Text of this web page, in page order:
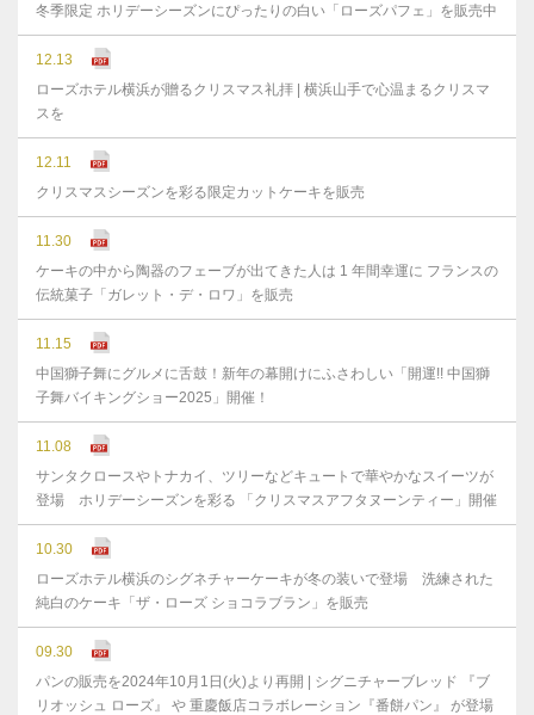
冬季限定 ホリデーシーズンにぴったりの白い「ローズパフェ」を販売中
12.13
ローズホテル横浜が贈るクリスマス礼拝 | 横浜山手で心温まるクリスマ
スを
12.11
クリスマスシーズンを彩る限定カットケーキを販売
11.30
ケーキの中から陶器のフェーブが出てきた人は 1 年間幸運に フランスの
伝統菓子「ガレット・デ・ロワ」を販売
11.15
中国獅子舞にグルメに舌鼓！新年の幕開けにふさわしい「開運!! 中国獅
子舞バイキングショー2025」開催！
11.08
サンタクロースやトナカイ、ツリーなどキュートで華やかなスイーツが
登場 ホリデーシーズンを彩る 「クリスマスアフタヌーンティー」開催
10.30
ローズホテル横浜のシグネチャーケーキが冬の装いで登場 洗練された
純白のケーキ「ザ・ローズ ショコラブラン」を販売
09.30
パンの販売を2024年10月1日(火)より再開 | シグニチャーブレッド 『ブ
リオッシュ ローズ』 や 重慶飯店コラボレーション『番餅パン』 が登場